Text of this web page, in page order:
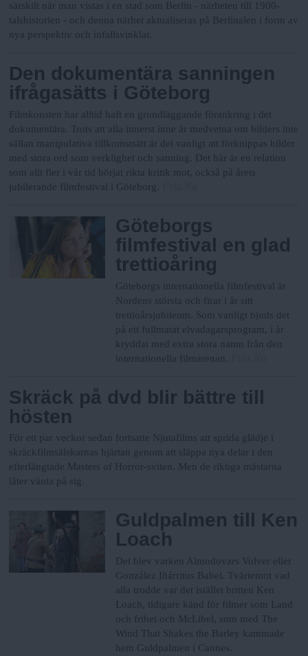
särskilt när man vistas i en stad som Berlin - närheten till 1900-
talshistorien - och denna närhet aktualiseras på Berlinalen i form av
nya perspektiv och infallsvinklar.
Den dokumentära sanningen
ifrågasätts i Göteborg
Filmkonsten har alltid haft en grundläggande förankring i det
dokumentära. Trots att alla innerst inne är medvetna om bilders inte
sällan manipulativa tillkomstsätt är det vanligt att förknippas bilder
med stora ord som verklighet och sanning. Det här är en relation
som allt fler i vår tid börjat rikta kritik mot, också på årets
jubilerande filmfestival i Göteborg.
Göteborgs
filmfestival en glad
trettioåring
Göteborgs internationella filmfestival är
Nordens största och firar i år sitt
trettioårsjubileum. Som vanligt bjuds det
på ett fullmatat elvadagarsprogram, i år
kryddat med extra stora namn från den
internationella filmarenan.
Skräck på dvd blir bättre till
hösten
För ett par veckor sedan fortsatte Njutafilms att sprida glädje i
skräckfilmsälskarnas hjärtan genom att släppa nya delar i den
efterlängtade Masters of Horror-sviten. Men de riktiga mästarna
låter vänta på sig.
Guldpalmen till Ken
Loach
Det blev varken Almodovars Volver eller
González Iñárritus Babel. Tvärtemot vad
alla trodde var det istället britten Ken
Loach, tidigare känd för filmer som Land
och frihet och McLibel, som med The
Wind That Shakes the Barley kammade
hem Guldpalmen i Cannes.